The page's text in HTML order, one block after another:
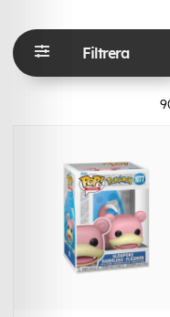
Filtrera